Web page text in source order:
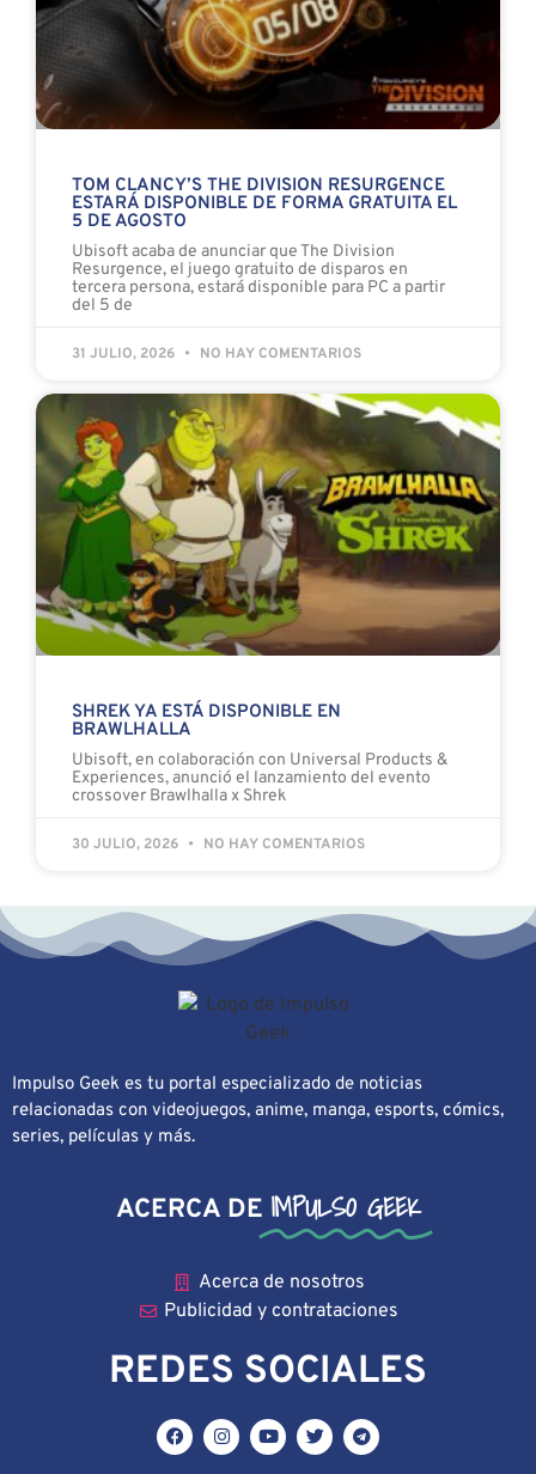
TOM CLANCY’S THE DIVISION RESURGENCE
ESTARÁ DISPONIBLE DE FORMA GRATUITA EL
5 DE AGOSTO
Ubisoft acaba de anunciar que The Division
Resurgence, el juego gratuito de disparos en
tercera persona, estará disponible para PC a partir
del 5 de
31 JULIO, 2026 NO HAY COMENTARIOS
SHREK YA ESTÁ DISPONIBLE EN
BRAWLHALLA
Ubisoft, en colaboración con Universal Products &
Experiences, anunció el lanzamiento del evento
crossover Brawlhalla x Shrek
30 JULIO, 2026 NO HAY COMENTARIOS
Impulso Geek es tu portal especializado de noticias
relacionadas con videojuegos, anime, manga, esports, cómics,
series, películas y más.
ACERCA DE IMPULSO GEEK
Acerca de nosotros
Publicidad y contrataciones
REDES SOCIALES